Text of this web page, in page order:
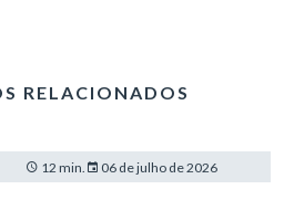
RELACIONADOS
12 min. 06 de julho de 2026